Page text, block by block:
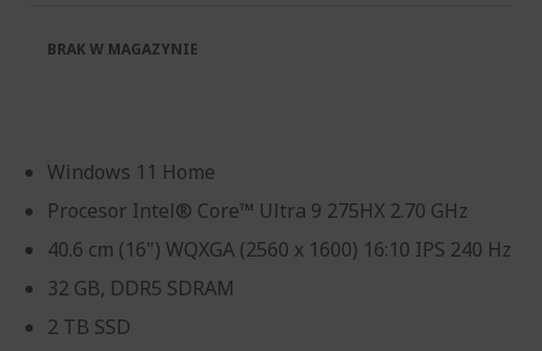
Windows 11 Home
Procesor Intel® Core™ Ultra 9 275HX 2.70 GHz
40.6 cm (16") WQXGA (2560 x 1600) 16:10 IPS 240 Hz
32 GB, DDR5 SDRAM
2 TB SSD
BRAK W MAGAZYNIE